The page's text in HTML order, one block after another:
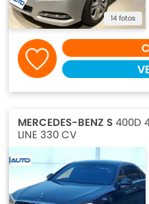
14 fotos
MERCEDES-BENZ S400D
LINE 330 CV